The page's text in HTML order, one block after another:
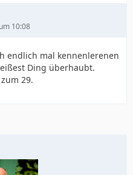
10:08
endlich mal kennenlerenen
Ding überhaubt.
29.